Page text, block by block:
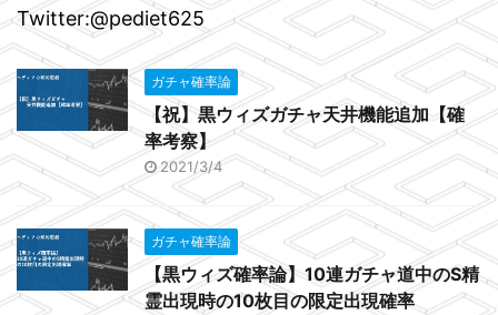
Twitter:@pediet625
ガチャ確率論
【祝】黒ウィズガチャ天井機能追加【確
率考察】
2021/3/4
ガチャ確率論
【黒ウィズ確率論】10連ガチャ道中のS精
霊出現時の10枚目の限定出現確率